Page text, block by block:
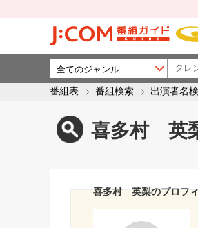
番組表 番組検索 出演者名
喜多村 英
喜多村 英梨のプロフ